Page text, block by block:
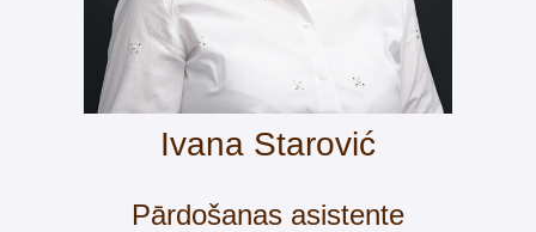
Ivana Starović
Pārdošanas asistente